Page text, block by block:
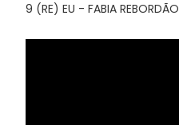
9 (RE) EU - FABIA REBORDÃO